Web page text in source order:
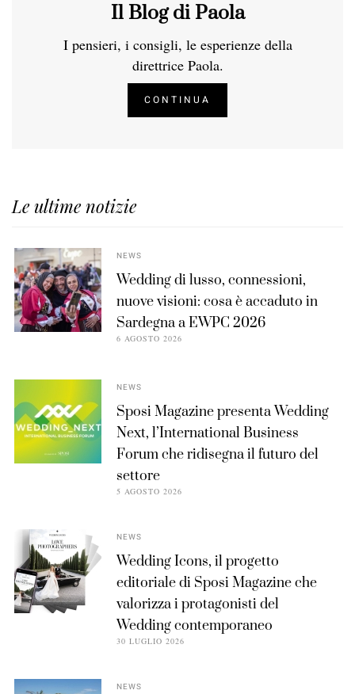
Il Blog di Paola
I pensieri, i consigli, le esperienze della
direttrice Paola.
CONTINUA
Le ultime notizie
NEWS
Wedding di lusso, connessioni,
nuove visioni: cosa è accaduto in
Sardegna a EWPC 2026
6 AGOSTO 2026
NEWS
Sposi Magazine presenta Wedding
Next, l’International Business
Forum che ridisegna il futuro del
settore
5 AGOSTO 2026
NEWS
Wedding Icons, il progetto
editoriale di Sposi Magazine che
valorizza i protagonisti del
Wedding contemporaneo
30 LUGLIO 2026
NEWS